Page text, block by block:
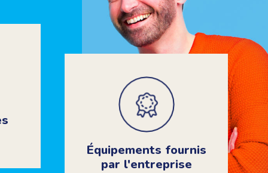
Équipements fournis
par l'entreprise